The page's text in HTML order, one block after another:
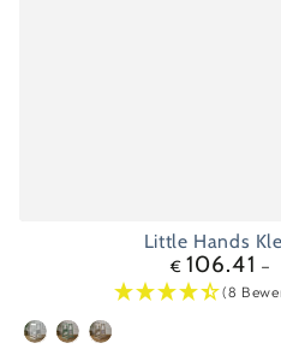
Little Hands
€ 106.41
(8
WeißSageStein